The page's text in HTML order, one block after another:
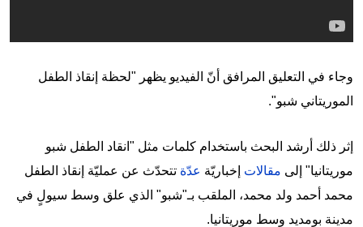
وجاء في التعليق المرافق أنّ الفيديو يظهر "لحظة إنقاذ الطفل
الموريتاني شبو".
إثر ذلك أرشد البحث باستخدام كلمات مثل "انقاد الطفل شبو
موريتانيا" إلى مقالات إخباريّة عدّة تتحدّث عن عمليّة إنقاذ الطفل
محمد أحمد ولد محمد، الملقب بـ"شبو" الذي علق وسط سيولٍ في
مدينة بومديد وسط موريتانيا.